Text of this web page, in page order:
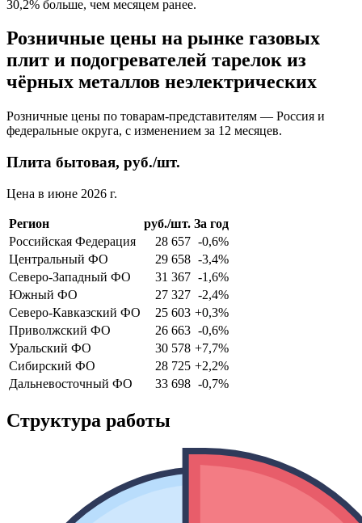
30,2% больше, чем месяцем ранее.
Розничные цены на рынке газовых
плит и подогревателей тарелок из
чёрных металлов неэлектрических
Розничные цены по товарам-представителям — Россия и
федеральные округа, с изменением за 12 месяцев.
Плита бытовая, руб./шт.
Цена в июне 2026 г.
Регион руб./шт. За год
Российская Федерация
28 657 -0,6%
Центральный ФО
29 658 -3,4%
Северо-Западный ФО
31 367 -1,6%
Южный ФО
27 327 -2,4%
Северо-Кавказский ФО
25 603 +0,3%
Приволжский ФО
26 663 -0,6%
Уральский ФО
30 578 +7,7%
Сибирский ФО
28 725 +2,2%
Дальневосточный ФО
33 698 -0,7%
Структура работы